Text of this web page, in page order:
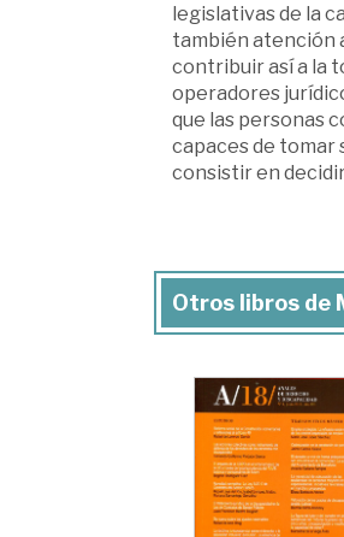
legislativas de la
también atención
contribuir así a la
operadores
que las personas
capaces de tomar
consistir en
Otros libros de